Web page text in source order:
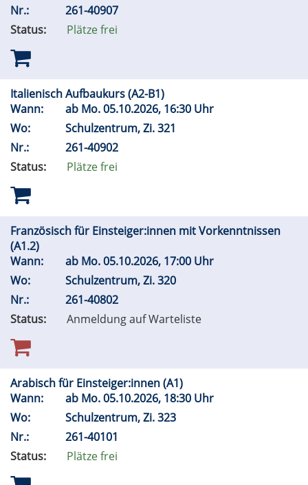
Nr.:
261-40907
Status:
Plätze frei
Italienisch Aufbaukurs (A2-B1)
Wann:
ab Mo.05.10.2026, 16:30 Uhr
Wo:
Schulzentrum, Zi. 321
Nr.:
261-40902
Status:
Plätze frei
Französisch für Einsteiger:innen mit Vorkenntnissen
(A1.2)
Wann:
ab Mo.05.10.2026, 17:00 Uhr
Wo:
Schulzentrum, Zi. 320
Nr.:
261-40802
Status:
Anmeldung auf Warteliste
Arabisch für Einsteiger:innen (A1)
Wann:
ab Mo.05.10.2026, 18:30 Uhr
Wo:
Schulzentrum, Zi. 323
Nr.:
261-40101
Status:
Plätze frei